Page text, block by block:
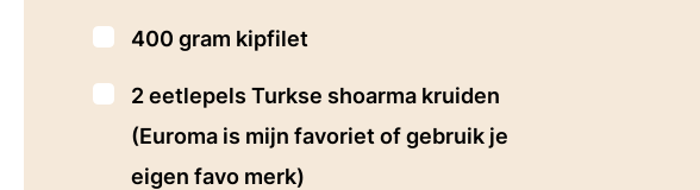
▢
400 gram kipfilet
▢
2eetlepels Turkse shoarma kruiden
(Euroma is mijn favoriet of gebruik je
eigen favo merk)